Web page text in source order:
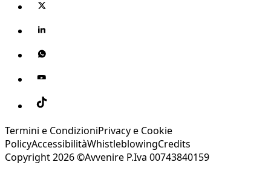
Termini e CondizioniPrivacy e Cookie
PolicyAccessibilitàWhistleblowingCredits
Copyright 2026 ©Avvenire P.Iva 00743840159